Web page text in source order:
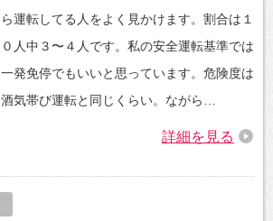
ら運転してる人をよく見かけます。割合は１
０人中３〜４人です。私の安全運転基準では
一発免停でもいいと思っています。危険度は
酒気帯び運転と同じくらい。ながら…
詳細を見る